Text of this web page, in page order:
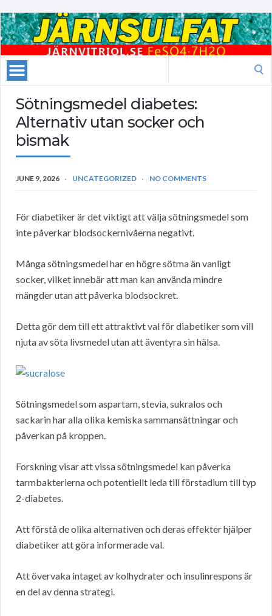
Sötningsmedel diabetes:
Alternativ utan socker och
bismak
JUNE 9, 2026 UNCATEGORIZED NO COMMENTS
För diabetiker är det viktigt att välja sötningsmedel som
inte påverkar blodsockernivåerna negativt.
Många sötningsmedel har en högre sötma än vanligt
socker, vilket innebär att man kan använda mindre
mängder utan att påverka blodsockret.
Detta gör dem till ett attraktivt val för diabetiker som vill
njuta av söta livsmedel utan att äventyra sin hälsa.
Sötningsmedel som aspartam, stevia, sukralos och
sackarin har alla olika kemiska sammansättningar och
påverkan på kroppen.
Forskning visar att vissa sötningsmedel kan påverka
tarmbakterierna och potentiellt leda till förstadium till typ
2-diabetes.
Att förstå de olika alternativen och deras effekter hjälper
diabetiker att göra informerade val.
Att övervaka intaget av kolhydrater och insulinrespons är
en del av denna strategi.